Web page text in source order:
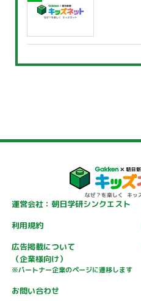
運営会社：朝日学研シンクエスト
利用規約
広告掲載について
（企業様向け）
※パートナー企業のページに遷移します
お問い合わせ